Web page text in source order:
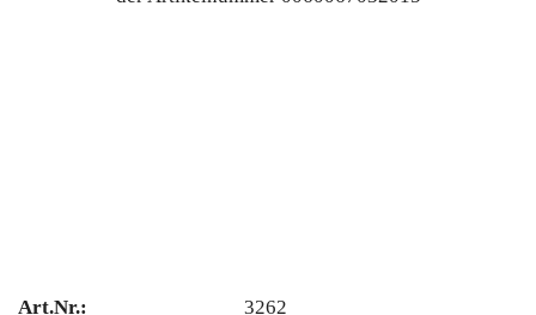
Art.Nr.:
3262